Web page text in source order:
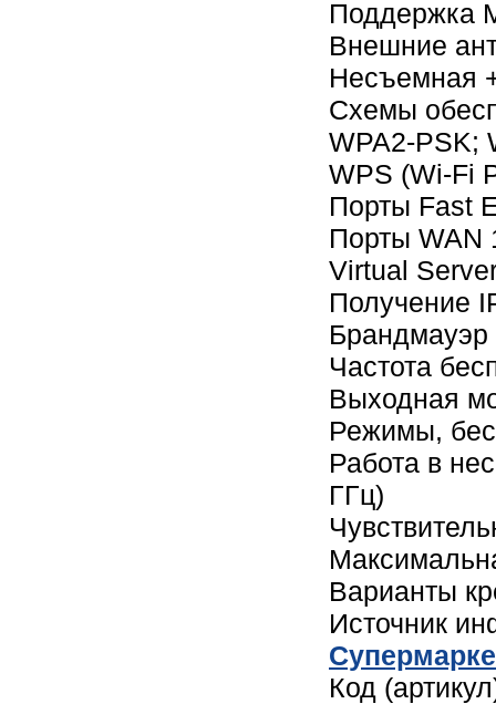
Поддержка
Внешние
Несъемная
Схемы
WPA2-PSK;
WPS (Wi-Fi
Порты Fast
Порты WAN
Virtual
Получение
Брандмауэр
Частота
Выходная
Режимы,
Работа в
ГГц)
Варианты
Источник
Код